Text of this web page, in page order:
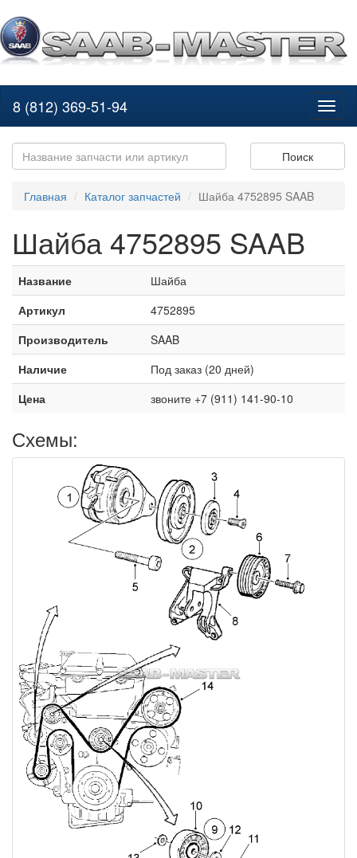
8 (812) 369-51-94
Поиск
Главная Каталог запчастей Шайба 4752895 SAAB
Шайба 4752895 SAAB
Название
Шайба
Артикул
4752895
Производитель
SAAB
Наличие
Под заказ (20 дней)
Цена
звоните +7 (911) 141-90-10
Схемы: